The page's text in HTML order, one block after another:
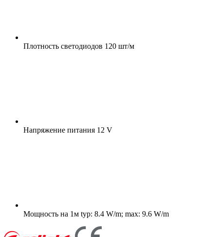
Плотность светодиодов 120 шт/м
Напряжение питания 12 V
Мощность на 1м typ: 8.4 W/m; max: 9.6 W/m